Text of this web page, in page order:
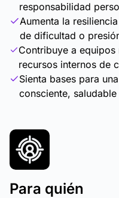
responsabilidad
Aumenta la
de dificultad o
Contribuye a
recursos internos de
Sienta bases para
consciente,
Para quién